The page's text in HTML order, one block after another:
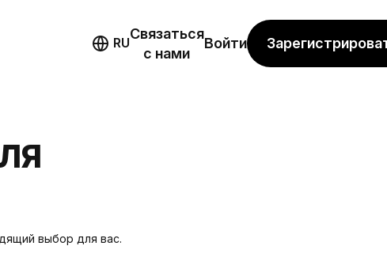
RU
Связаться
с нами
Войти
выбор для вас.